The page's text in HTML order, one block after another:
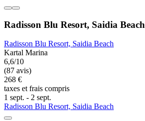
Radisson Blu Resort, Saidia Beach
Radisson Blu Resort, Saidia Beach
Kartal Marina
6,6/10
(87 avis)
268 €
taxes et frais compris
1 sept. - 2 sept.
Radisson Blu Resort, Saidia Beach